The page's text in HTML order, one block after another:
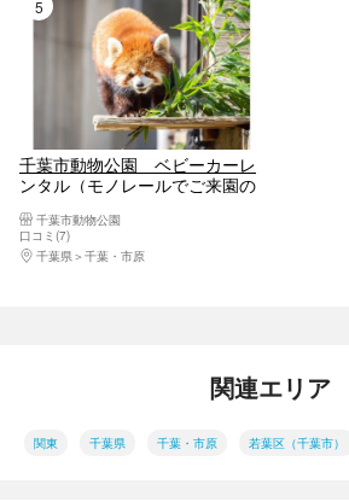
5位
千葉市動物公園 ベビーカーレ
ンタル（モノレールでご来園の
千葉市動物公園
口コミ(7)
千葉県
千葉・市原
関連エリア
関東 千葉県 千葉・市原 若葉区（千葉市）